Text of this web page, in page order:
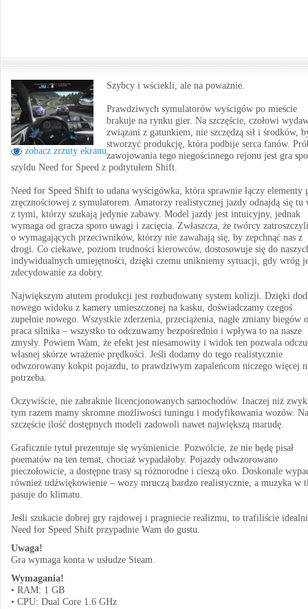
zobacz zrzuty ekranu
Szybcy i wściekli, ale na poważnie.
Prawdziwych symulatorów wyścigów po mieście
brakuje na rynku gier. Na szczęście, czołowi
związani z gatunkiem, nie szczędzą sił i środków,
stworzyć produkcję, która podbije serca fanów.
zawojowania tego niegościnnego rejonu jest gra
szyldu Need for Speed z podtytułem Shift.
Need for Speed Shift to udana wyścigówka, która sprawnie łączy elementy
zręcznościowej z symulatorem. Amatorzy realistycznej jazdy odnajdą się tu
z tymi, którzy szukają jedynie zabawy. Model jazdy jest intuicyjny, jednak
wymaga od gracza sporo uwagi i zacięcia. Zwłaszcza, że twórcy
o wymagających przeciwników, którzy nie zawahają się, by zepchnąć nas z
drogi. Co ciekawe, poziom trudności kierowców, dostosowuje się do
indywidualnych umiejętności, dzięki czemu unikniemy sytuacji, gdy wróg
zdecydowanie za dobry.
Największym atutem produkcji jest rozbudowany system kolizji. Dzięki
nowego widoku z kamery umieszczonej na kasku, doświadczamy czegoś
zupełnie nowego. Wszystkie zderzenia, przeciążenia, nagłe zmiany biegów
praca silnika – wszystko to odczuwamy bezpośrednio i wpływa to na nasze
zmysły. Powiem Wam, że efekt jest niesamowity i widok ten pozwala
własnej skórze wrażenie prędkości. Jeśli dodamy do tego realistycznie
odwzorowany kokpit pojazdu, to prawdziwym zapaleńcom niczego więcej
potrzeba.
Oczywiście, nie zabraknie licencjonowanych samochodów. Inaczej niż
tym razem mamy skromne możliwości tuningu i modyfikowania wozów. Na
szczęście ilość dostępnych modeli zadowoli nawet największą marudę.
Graficznie tytuł prezentuje się wyśmienicie. Pozwólcie, że nie będę pisał
poematów na ten temat, chociaż wypadałoby. Pojazdy odwzorowano
pieczołowicie, a dostępne trasy są różnorodne i cieszą oko. Doskonale
również udźwiękowienie – wozy mruczą bardzo realistycznie, a muzyka w
pasuje do klimatu.
Jeśli szukacie dobrej gry rajdowej i pragniecie realizmu, to trafiliście
Need for Speed Shift przypadnie Wam do gustu.
Uwaga!
Gra wymaga konta w usłudze Steam.
Wymagania!
• RAM: 1 GB
• CPU: Dual Core 1.6 GHz